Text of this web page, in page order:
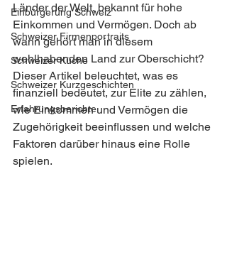
Einbürgerung Schweiz
Schweizer Firmenportraits
Schweizer Küche
Schweizer Kurzgeschichten
Erfahrungsberichte
Länder der Welt, bekannt für hohe
Einkommen und Vermögen. Doch ab
wann gehört man in diesem
wohlhabenden Land zur Oberschicht?
Dieser Artikel beleuchtet, was es
finanziell bedeutet, zur Elite zu zählen,
wie Einkommen und Vermögen die
Zugehörigkeit beeinflussen und welche
Faktoren darüber hinaus eine Rolle
spielen.